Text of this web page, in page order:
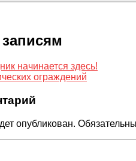
начинается здесь!
ограждений
опубликован.